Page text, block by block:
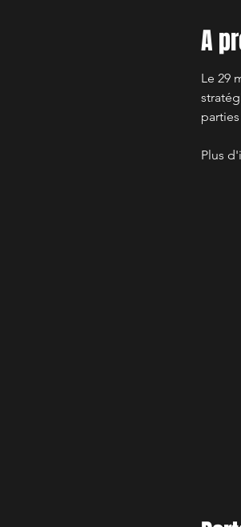
A
Le 29
Plus